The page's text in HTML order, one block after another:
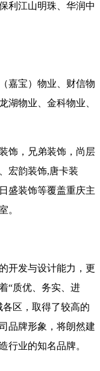
利江山明珠、华润中
嘉宝）物业、财信物
湖物业、金科物业、
饰，兄弟装饰，尚层
宏韵装饰,唐卡装
盛装饰等覆盖重庆主
。
开发与设计能力，更
“质优、务实、进
区，取得了较高的
品牌形象，将朗然建
行业的知名品牌。